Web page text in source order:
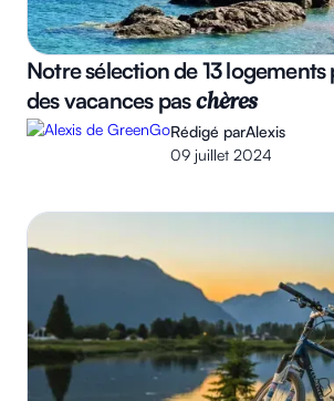
Notre sélection de 13
des vacances pas chères
Rédigé parAlexis
09 juillet 2024